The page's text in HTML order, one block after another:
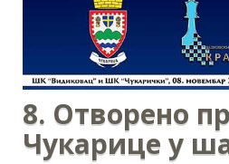
8. Отворено
Чукарице у